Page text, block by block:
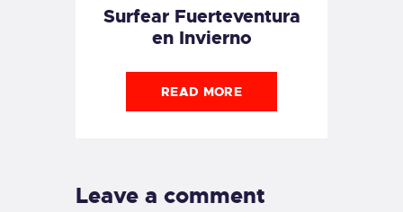
Surfear Fuerteventura
en Invierno
READ MORE
Leave a comment